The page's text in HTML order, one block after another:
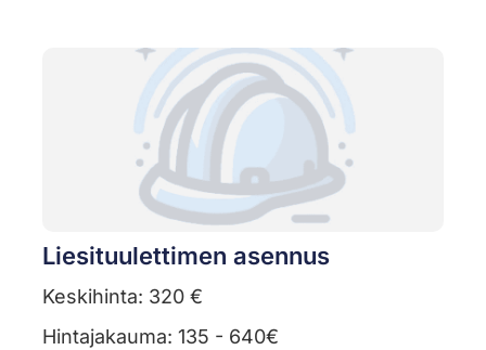
Liesituulettimen asennus
Keskihinta: 320 €
Hintajakauma: 135 - 640€